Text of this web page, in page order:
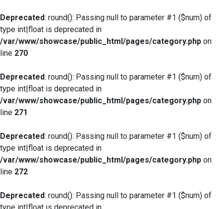
Deprecated: round(): Passing null to parameter #1 ($num) of
type int|float is deprecated in
/var/www/showcase/public_html/pages/category.php on
line 270
Deprecated: round(): Passing null to parameter #1 ($num) of
type int|float is deprecated in
/var/www/showcase/public_html/pages/category.php on
line 271
Deprecated: round(): Passing null to parameter #1 ($num) of
type int|float is deprecated in
/var/www/showcase/public_html/pages/category.php on
line 272
Deprecated: round(): Passing null to parameter #1 ($num) of